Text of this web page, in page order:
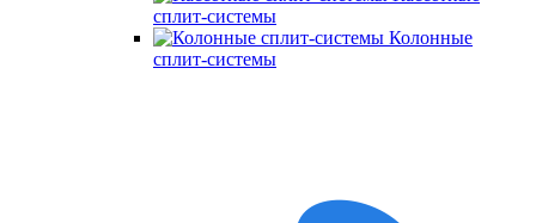
сплит-системы
Колонные
сплит-системы